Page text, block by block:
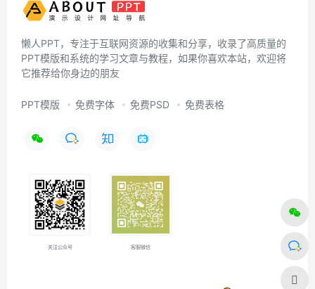
懒人PPT，专注于互联网资源的收集和分享，收录了高质量的
PPT模版和系统的学习文章与教程，如果你喜欢本站，欢迎将
它推荐给你身边的朋友
PPT模版 免费字体 免费PSD 免费表格
关注公众号 客服微信